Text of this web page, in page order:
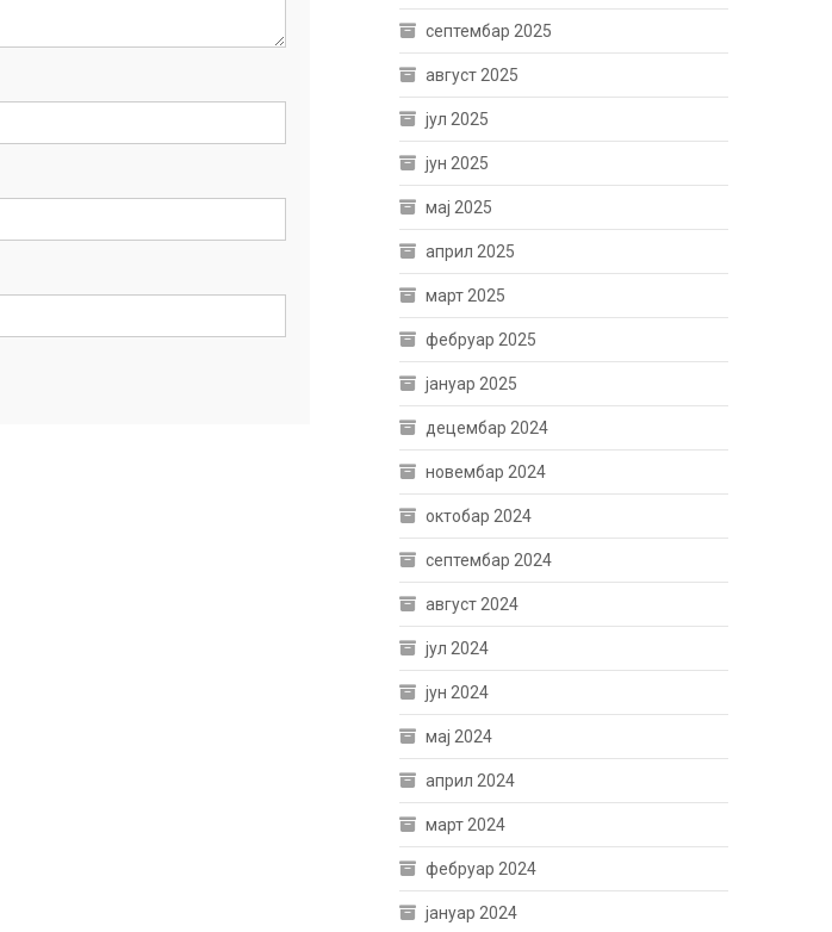
септембар 2025
август 2025
јул 2025
јун 2025
мај 2025
април 2025
март 2025
фебруар 2025
јануар 2025
децембар 2024
новембар 2024
октобар 2024
септембар 2024
август 2024
јул 2024
јун 2024
мај 2024
април 2024
март 2024
фебруар 2024
јануар 2024